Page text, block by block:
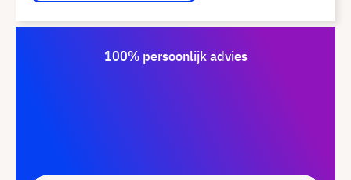
100% persoonlijk advies